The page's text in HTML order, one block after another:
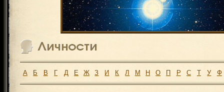
А Б В Г Д Е Ж З И К Л М Н О П Р С Т У Ф